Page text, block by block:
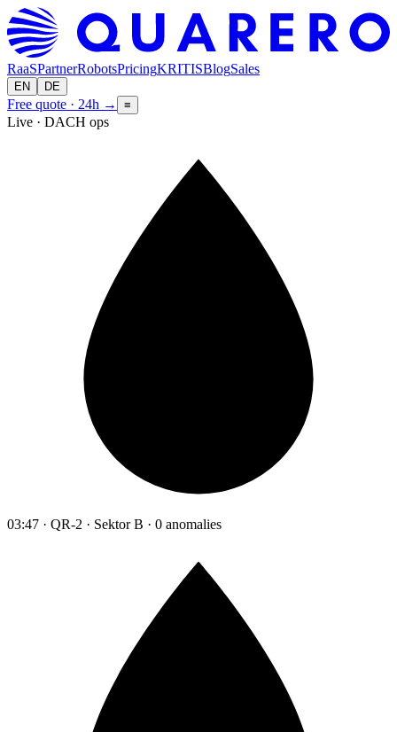
RaaSPartnerRobotsPricingKRITISBlogSales
EN DE
Free quote · 24h → ≡
Live · DACH ops
03:47 · QR-2 · Sektor B · 0 anomalies